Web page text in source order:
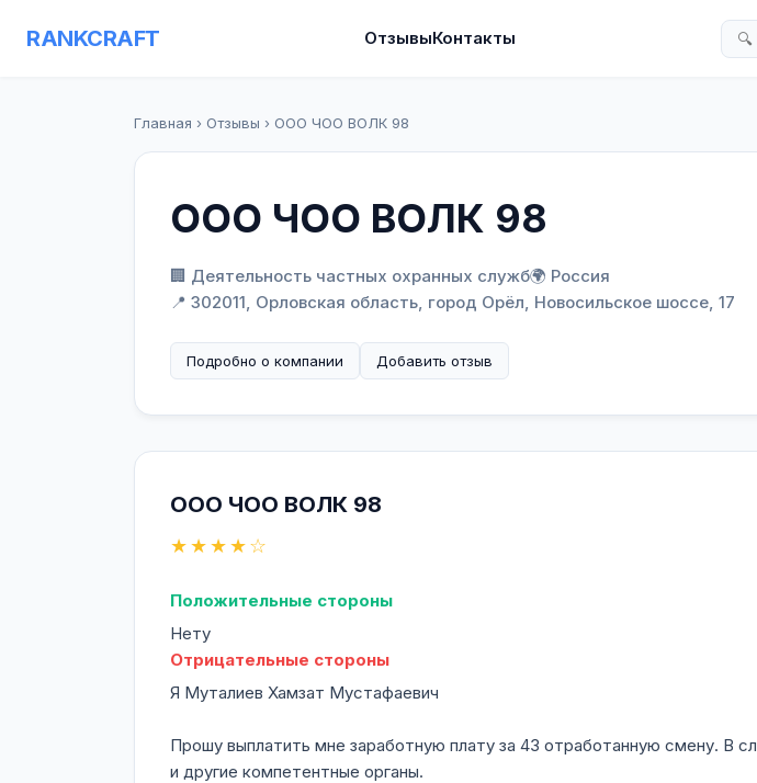
RANKCRAFT ОтзывыКонтакты
Главная › Отзывы › ООО ЧОО ВОЛК 98
ООО ЧОО ВОЛК 98
🏢 Деятельность частных охранных служб🌍 Россия
📍 302011, Орловская область, город Орёл, Новосильское шоссе, 17
Подробно о компании Добавить отзыв
ООО ЧОО ВОЛК 98
★★★★☆
Положительные стороны
Нету
Отрицательные стороны
Я Муталиев Хамзат Мустафаевич
Прошу выплатить мне заработную плату за 43 отработанную смену. В
и другие компетентные органы.